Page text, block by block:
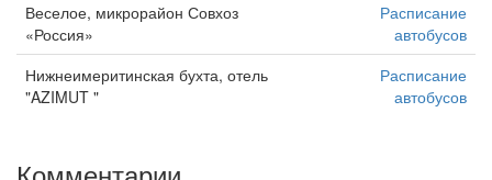
Веселое, микрорайон Совхоз
«Россия»
Расписание
автобусов
Нижнеимеритинская бухта, отель
"AZIMUT "
Расписание
автобусов